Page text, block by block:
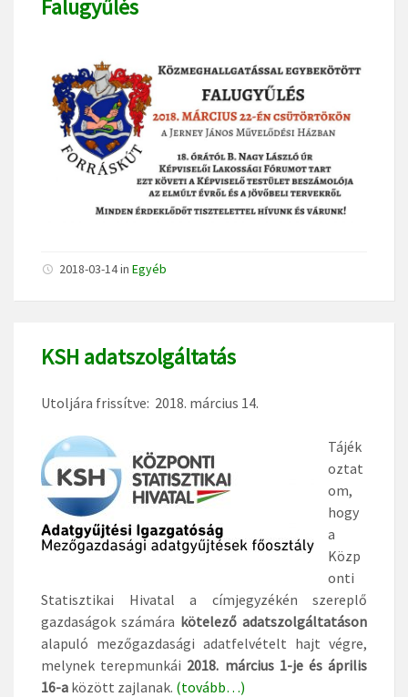
Falugyűlés
2018-03-14in Egyéb
KSH adatszolgáltatás
Utoljára frissítve: 2018. március 14.
Tájék
oztat
om,
hogy
a
Közp
onti
Statisztikai Hivatal a címjegyzékén szereplő
gazdaságok számára kötelező adatszolgáltatáson
alapuló mezőgazdasági adatfelvételt hajt végre,
melynek terepmunkái 2018. március 1-je és április
16-a között zajlanak. (tovább…)